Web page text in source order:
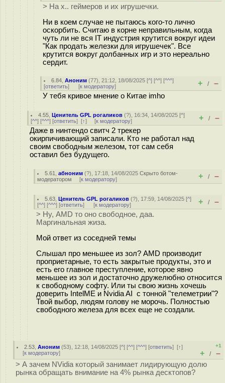
> На х.. геймеров и их игрушечки.
Ни в коем случае не пытаюсь кого-то лично
оскорбить. Считаю в корне неправильным, когда
чуть ли не вся IT индустрия крутится вокруг идеи
"Как продать железки для игрушечек". Все
крутится вокруг долбанных игр и это нереально
сердит.
6.84 ,Аноним (77), 21:12, 18/08/2025 [^] [^^] [^^^]
[ответить] [к модератору] + / –
У тебя кривое мнение о Китае imho
4.55 ,Ценитель GPL рогаликов (?), 16:34, 14/08/2025 [^]
[^^] [^^^] [ответить] [↑] [к модератору] + / –
Даже в нинтендо свитч 2 трекер
окирпичивающий записали. Кто не работал над
своим свободным железом, тот сам себя
оставил без будущего.
5.61 ,абноним (?), 17:18, 14/08/2025Скрыто ботом-
модератором [к модератору] + / –
5.63 ,Ценитель GPL рогаликов (?), 17:59, 14/08/2025 [^]
[^^] [^^^] [ответить] [к модератору] + / –
> Ну, AMD то оно свободное, даа.
Маргинальная жиза.
Мой ответ из соседней темы
Слышал про меньшее из зол? AMD производит
проприетарные, то есть закрытые продукты, это и
есть его главное преступление, которое явно
меньшее из зол и достаточно дружелюбно относится
к свободному софту. Или ты свою жизнь хочешь
доверить IntelME и Nvidia AI с тонной "телеметрии"?
Твой выбор, людям голову не морочь. Полностью
свободного железа для всех еще не создали.
2.53 ,Аноним (53), 12:18, 14/08/2025 [^] [^^] [^^^] [ответить][↑]
[к модератору]
+1
+ / –
> А зачем NVidia который занимает лидирующую долю
рынка обращать внимание на 4% рынка десктопов?